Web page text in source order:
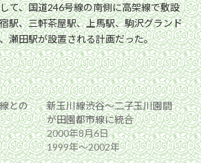
て、国道246号線の南側に高架線で敷設
駅、三軒茶屋駅、上馬駅、駒沢グランド
瀬田駅が設置される計画だった。
との
新玉川線渋谷〜二子玉川園間
が田園都市線に統合
2000年8月6日
1999年〜2002年